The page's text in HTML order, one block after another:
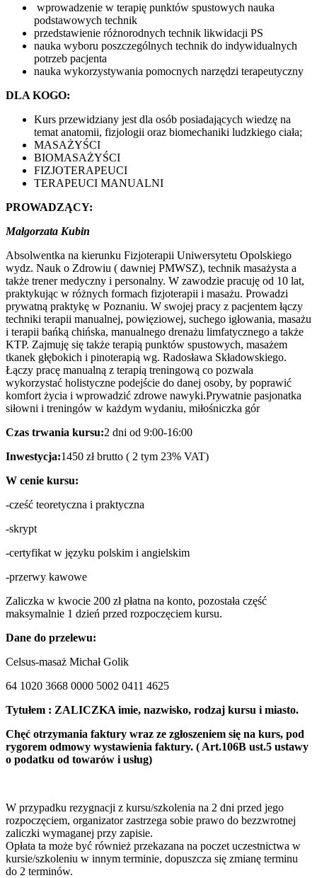
wprowadzenie w terapię punktów spustowych nauka
podstawowych technik
przedstawienie różnorodnych technik likwidacji PS
nauka wyboru poszczególnych technik do indywidualnych
potrzeb pacjenta
nauka wykorzystywania pomocnych narzędzi terapeutyczny
DLA KOGO:
Kurs przewidziany jest dla osób posiadających wiedzę na
temat anatomii, fizjologii oraz biomechaniki ludzkiego ciała;
MASAŻYŚCI
BIOMASAŻYŚCI
FIZJOTERAPEUCI
TERAPEUCI MANUALNI
PROWADZĄCY:
Małgorzata Kubin
Absolwentka na kierunku Fizjoterapii Uniwersytetu Opolskiego
wydz. Nauk o Zdrowiu ( dawniej PMWSZ), technik masażysta a
także trener medyczny i personalny. W zawodzie pracuję od 10 lat,
praktykując w różnych formach fizjoterapii i masażu. Prowadzi
prywatną praktykę w Poznaniu. W swojej pracy z pacjentem łączy
techniki terapii manualnej, powięziowej, suchego igłowania, masażu
i terapii bańką chińska, manualnego drenażu limfatycznego a także
KTP. Zajmuję się także terapią punktów spustowych, masażem
tkanek głębokich i pinoterapią wg. Radosława Składowskiego.
Łączy pracę manualną z terapią treningową co pozwala
wykorzystać holistyczne podejście do danej osoby, by poprawić
komfort życia i wprowadzić zdrowe nawyki.Prywatnie pasjonatka
siłowni i treningów w każdym wydaniu, miłośniczka gór
Czas trwania kursu:2 dni od 9:00-16:00
Inwestycja:1450 zł brutto ( 2 tym 23% VAT)
W cenie kursu:
-cześć teoretyczna i praktyczna
-skrypt
-certyfikat w języku polskim i angielskim
-przerwy kawowe
Zaliczka w kwocie 200 zł płatna na konto, pozostała część
maksymalnie 1 dzień przed rozpoczęciem kursu.
Dane do przelewu:
Celsus-masaż Michał Golik
64 1020 3668 0000 5002 0411 4625
Tytułem : ZALICZKA imie, nazwisko, rodzaj kursu i miasto.
Chęć otrzymania faktury wraz ze zgłoszeniem się na kurs, pod
rygorem odmowy wystawienia faktury. ( Art.106B ust.5 ustawy
o podatku od towarów i usług)
W przypadku rezygnacji z kursu/szkolenia na 2 dni przed jego
rozpoczęciem, organizator zastrzega sobie prawo do bezzwrotnej
zaliczki wymaganej przy zapisie.
Opłata ta może być również przekazana na poczet uczestnictwa w
kursie/szkoleniu w innym terminie, dopuszcza się zmianę terminu
do 2 terminów.